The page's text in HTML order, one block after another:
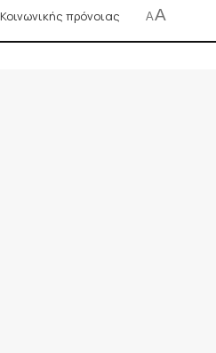
Κοινωνικής πρόνοιας AA